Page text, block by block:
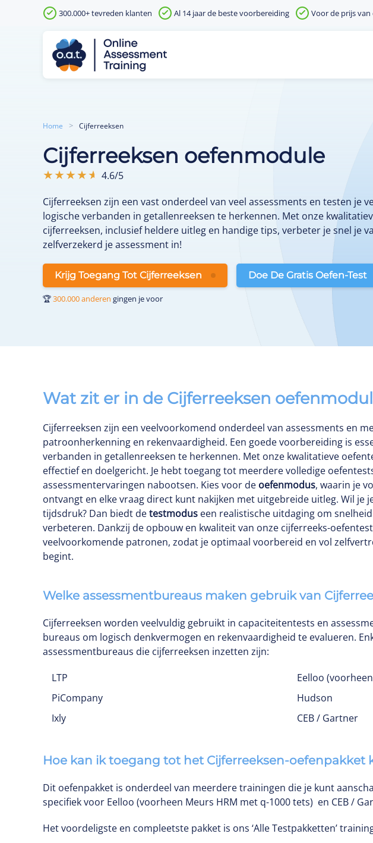
300.000+ tevreden klanten Al 14 jaar de beste voorbereiding Voor de prijs van
Home Cijferreeksen
Cijferreeksen oefenmodule
4.6/5
Cijferreeksen zijn een vast onderdeel van veel assessments en testen je
logische verbanden in getallenreeksen te herkennen. Met onze
cijferreeksen, inclusief heldere uitleg en handige tips, verbeter je snel je
zelfverzekerd je assessment in!
Krijg Toegang Tot Cijferreeksen Doe De Gratis Oefen-Test
🏆300.000 anderen gingen je voor
Wat zit er in de Cijferreeksen
Cijferreeksen zijn een veelvoorkomend onderdeel van assessments en
patroonherkenning en rekenvaardigheid. Een goede voorbereiding is
verbanden in getallenreeksen te herkennen. Met onze kwalitatieve
effectief en doelgericht. Je hebt toegang tot meerdere volledige
assessmentervaringen nabootsen. Kies voor de oefenmodus, waarin je
ontvangt en elke vraag direct kunt nakijken met uitgebreide uitleg. Wil je
tijdsdruk? Dan biedt detestmodus een realistische uitdaging om
verbeteren. Dankzij de opbouw en kwaliteit van onze cijferreeks-
veelvoorkomende patronen, zodat je optimaal voorbereid en vol
begint.
Welke assessmentbureaus maken gebruik van
Cijferreeksen worden veelvuldig gebruikt in capaciteitentests en
bureaus om logisch denkvermogen en rekenvaardigheid te evalueren.
assessmentbureaus die cijferreeksen inzetten zijn:
LTP
PiCompany
Ixly
Eelloo
Hudson
CEB / Gartner
Hoe kan ik toegang tot het Cijferreeksen-oefenpakket
Dit oefenpakket is onderdeel van meerdere trainingen die je kunt
specifiek voor Eelloo (voorheen Meurs HRM met q-1000 tets) en CEB /
Het voordeligste en compleetste pakket is ons ‘Alle Testpakketten’